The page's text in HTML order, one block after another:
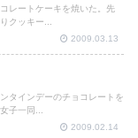
レートケーキを焼いた。先
クッキー...
2009.03.13
タインデーのチョコレートを
子一同...
2009.02.14